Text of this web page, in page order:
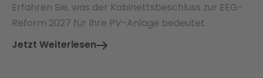
Erfahren Sie, was der Kabinettsbeschluss zur EEG-
Reform 2027 für Ihre PV-Anlage bedeutet.
Jetzt Weiterlesen